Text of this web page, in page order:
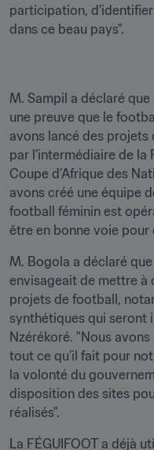
participation,
dans ce beau pays".
M. Sampil a déclaré
une preuve que le
avons lancé des projets
par l’intermédiaire de la
Coupe d’Afrique des
avons créé une équipe
football féminin est
être en bonne voie
M. Bogola a déclaré
envisageait de mettre à
projets de football,
synthétiques qui seront
Nzérékoré. "Nous
tout ce qu’il fait pour
la volonté du
disposition des sites
réalisés".
La FÉGUIFOOT a déjà